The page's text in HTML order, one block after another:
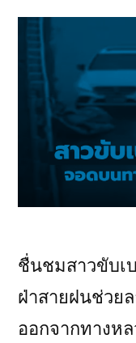
ชื่นชมสาวขับเ
ฝ่าสายฝนช่วย
ออกจากทางห